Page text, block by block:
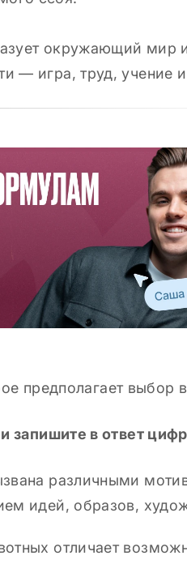
окружающий мир
— игра, труд, учение
предполагает выбор
запишите в ответ
различными
идей, образов,
отличает